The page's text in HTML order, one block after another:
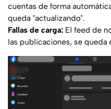
cuentas de forma
queda "actualizando".
Fallas de carga: El feed de
las publicaciones, se queda